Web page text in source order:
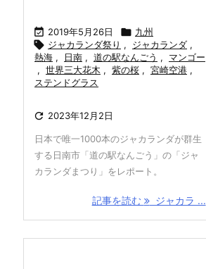
 2019年5月26日  九州
 ジャカランダ祭り , ジャカランダ ,
熱海 , 日南 , 道の駅なんごう ,
マンゴー
, 世界三大花木 , 紫の桜 , 宮崎空港 ,
ステンドグラス
 2023年12月2日
日本で唯一1000本のジャカランダが群生
する日南市「道の駅なんごう」の「ジャ
カランダまつり」をレポート。
記事を読む ジャカラ ...